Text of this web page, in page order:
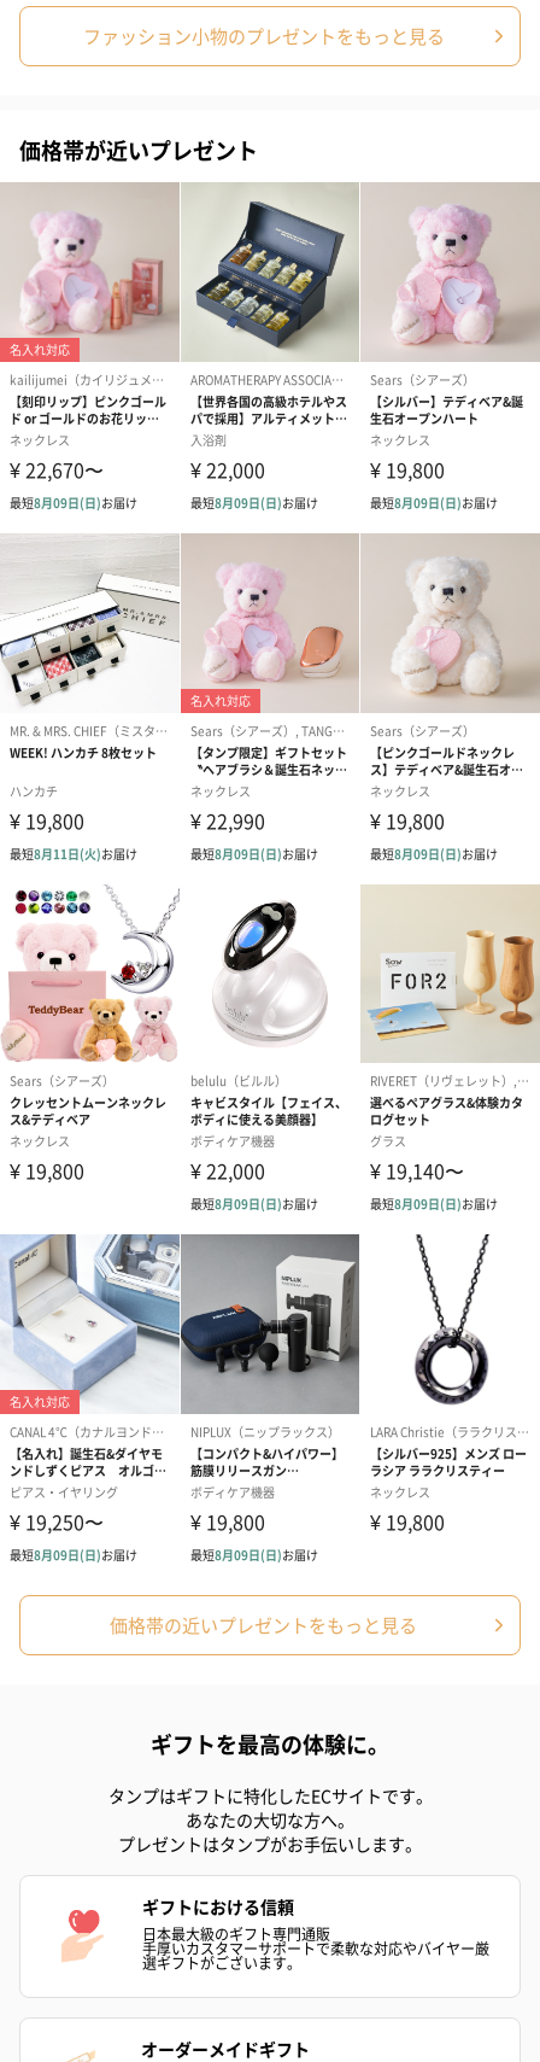
ぬいぐるみ
フラワーテディベア
（2,390円）
テディベア（バニラ）
（1,760円）
テディベア（
ル）（1,760円
紅茶・コーヒー・スイーツ
紅茶・コーヒー・スイーツを同梱してお届けいたします。ギフト
への＋αにおすすめです。
アールグレイ（HAPPY
BIRTHDAY TO YOU）
（660円）
アールグレイティー
（660円）
フルーツティ
円）
スイーツ
スイーツを同梱してお届けいたします。ギフトへの＋αにおすすめ
です。
ゼリーバウム カット
（レモン＆紅茶）（432
円）
麦わらパンダバウム
（バナナ味）（540円）
3層デザート
ェ〜国産フル
り〜 3号（864
スキンケアグッズ
スキンケアグッズを同梱してお届けします。
ト【ありがとう】
ドクリーム（ピンクグ
（2,145円）
リラックスグッズ
リラックスグッズを同梱してお届けします。
ファッション小物のプレゼントをもっと見る
価格帯が近いプレゼント
価格帯の近いプレゼントをもっと見る
ギフトを最高の体験に。
タンプはギフトに特化したECサイトです。
あなたの大切な方へ。
プレゼントはタンプがお手伝いします。
ギフトにおける信頼
日本最大級のギフト専門通販
手厚いカスタマーサポートで柔軟な対応やバイヤー厳
選ギフトがございます。
オーダーメイドギフト